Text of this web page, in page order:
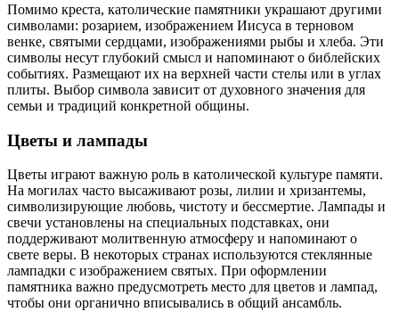
Помимо креста, католические памятники украшают другими
символами: розарием, изображением Иисуса в терновом
венке, святыми сердцами, изображениями рыбы и хлеба. Эти
символы несут глубокий смысл и напоминают о библейских
событиях. Размещают их на верхней части стелы или в углах
плиты. Выбор символа зависит от духовного значения для
семьи и традиций конкретной общины.
Цветы и лампады
Цветы играют важную роль в католической культуре памяти.
На могилах часто высаживают розы, лилии и хризантемы,
символизирующие любовь, чистоту и бессмертие. Лампады и
свечи установлены на специальных подставках, они
поддерживают молитвенную атмосферу и напоминают о
свете веры. В некоторых странах используются стеклянные
лампадки с изображением святых. При оформлении
памятника важно предусмотреть место для цветов и лампад,
чтобы они органично вписывались в общий ансамбль.